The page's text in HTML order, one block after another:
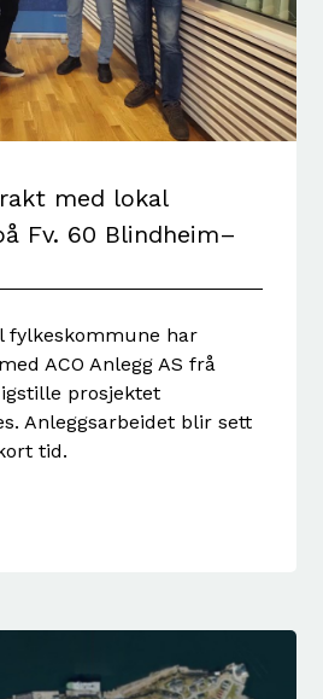
med lokal
Fv. 60 Blindheim–
fylkeskommune har
ACO Anlegg AS frå
prosjektet
Anleggsarbeidet blir sett
tid.